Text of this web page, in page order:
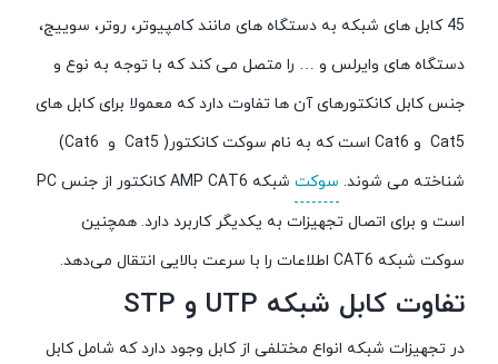
45 کابل های شبکه به دستگاه های مانند کامپیوتر، روتر، سوییج،
دستگاه های وایرلس و … را متصل می کند که با توجه به نوع و
جنس کابل کانکتورهای آن ها تفاوت دارد که معمولا برای کابل های
Cat5 و Cat6 است که به نام سوکت کانکتور( Cat5 و Cat6)
شناخته می شوند. سوکت
شبکه AMP CAT6 کانکتور از جنس PC
است و برای اتصال تجهیزات به یکدیگر کاربرد دارد. همچنین
سوکت شبکه CAT6 اطلاعات را با سرعت بالایی انتقال می‌دهد.
تفاوت کابل شبکه UTP و STP
در تجهیزات شبکه انواع مختلفی از کابل وجود دارد که شامل کابل